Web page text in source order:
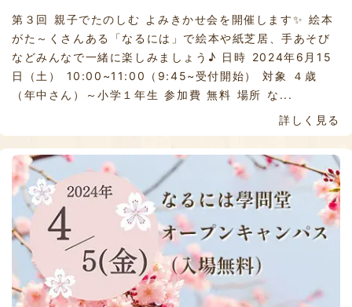
第３回 親子でたのしむ よみきかせ会を開催します✨ 絵本
がた～くさんある「なるには」で絵本や紙芝居、手あそび
などみんなで一緒に楽しみましょう♪ 日時 2024年6月15
日（土） 10:00~11:00（9:45~受付開始） 対象 ４歳
（年中さん）～小学１年生 参加費 無料 場所 な...
詳しく見る